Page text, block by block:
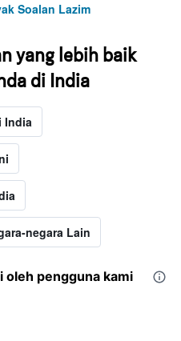
Soalan Lazim
yang lebih baik
di India
India
negara Lain
oleh pengguna kami